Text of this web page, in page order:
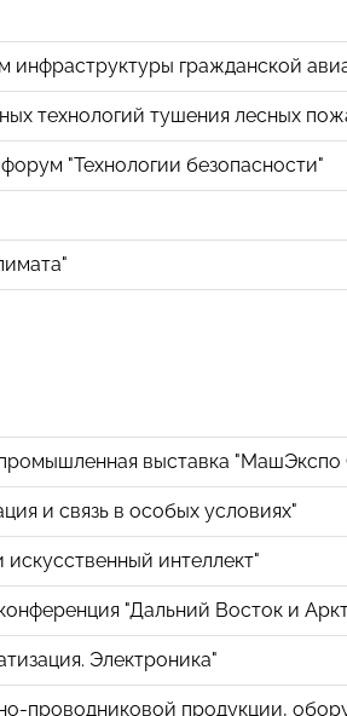
инфраструктуры гражданской
технологий тушения лесных
"Технологии безопасности"
выставка "МашЭкспо
и связь в особых условиях"
искусственный интеллект"
"Дальний Восток и
Электроника"
проводниковой продукции,